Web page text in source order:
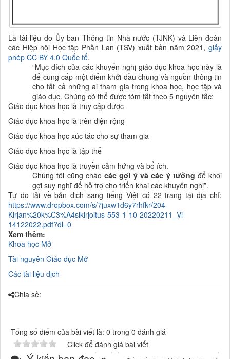
Là tài liệu do Ủy ban Thông tin Nhà nước (TJNK) và Liên đoàn
các Hiệp hội Học tập Phần Lan (TSV) xuất bản năm 2021, giấy
phép CC BY 4.0 Quốc tế.
“Mục đích của các khuyến nghị giáo dụckhoa học này là
để cung cấp một điểm khởi đầu chung và nguồn thông tin
cho tất cả những ai tham gia trongkhoa học, học tập và
giáo dục.Chúng có thể được tóm tắt theo 5 nguyên tắc:
Giáo dục khoa học là truy cập được
Giáo dục khoa học là trên diện rộng
Giáo dục khoa học xúc tác cho sự tham gia
Giáo dục khoa học là tập thể
Giáo dục khoa học là truyền cảm hứng và bổ ích.
Chúng tôi cũng chào các gợi ý và các ý tưởng để khơi
gợi suy nghĩ để hỗ trợ cho triển khai cáckhuyến nghị”.
Tự do tải về bản dịch sang tiếng Việt có 22 trang tại địa chỉ:
https://www.dropbox.com/s/7juxw1d6y7rhfkr/204-
Kirjan%20k%C3%A4sikirjoitus-553-1-10-20220211_Vi-
14122022.pdf?dl=0
Xem thêm:
Khoa học Mở
Tài nguyên Giáo dục Mở
Các tài liệu dịch
Chia sẻ:
Tổng số điểm của bài viết là: 0 trong 0 đánh giá
Click để đánh giá bài viết